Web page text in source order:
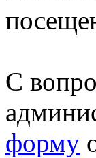
С
форму